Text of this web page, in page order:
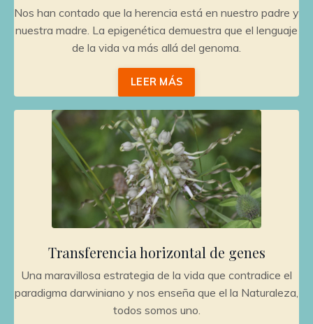
Nos han contado que la herencia está en nuestro padre y
nuestra madre. La epigenética demuestra que el lenguaje
de la vida va más allá del genoma.
LEER MÁS
Transferencia horizontal de genes
Una maravillosa estrategia de la vida que contradice el
paradigma darwiniano y nos enseña que el la Naturaleza,
todos somos uno.